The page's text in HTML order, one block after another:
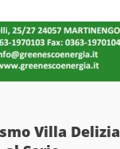
Villa Delizia